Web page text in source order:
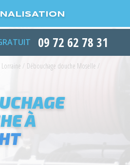
09 72 62 78 31
/ Débouchage douche Moselle /
À